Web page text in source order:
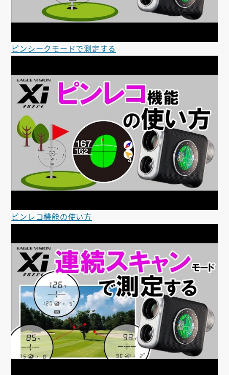
ピンシークモードで測定する
ピンレコ機能の使い方